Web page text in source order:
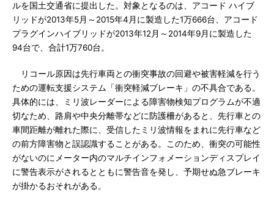
ルを国土交通省に提出した。対象となるのは、アコード ハイブ
リッドが2013年5月～2015年4月に製造した1万666台、アコード
プラグインハイブリッドが2013年12月～2014年9月に製造した
94台で、合計1万760台。
リコール原因は先行車両との衝突事故の回避や被害軽減を行う
ための運転支援システム「衝突軽減ブレーキ」の不具合である。
具体的には、ミリ波レーダーによる障害物検知プログラムが不適
切なため、路肩や中央分離帯などに防護柵があると、先行車との
車間距離が離れた際に、受信したミリ波情報をまれに先行車など
の前方障害物と誤認識することがある。このため、衝突の可能性
がないのにメーター内のマルチインフォメーションディスプレイ
に警告表示がされるとともに警告音を発し、予期せぬ急ブレーキ
が掛かるおそれがある。